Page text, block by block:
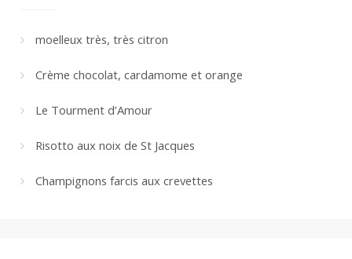
moelleux très, très citron
Crème chocolat, cardamome et orange
Le Tourment d’Amour
Risotto aux noix de St Jacques
Champignons farcis aux crevettes